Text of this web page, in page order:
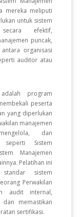
mereka meliputi
untuk sistem
secara efektif,
puncak,
organisasi
auditor atau
program
peserta
yang diperlukan
manajemen
dan
seperti Sistem
Manajemen
Pelatihan ini
standar sistem
Perwakilan
audit internal,
dan memastikan
sertifikasi.